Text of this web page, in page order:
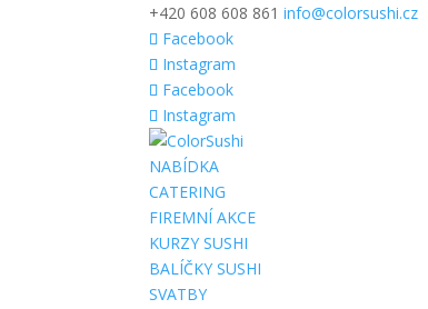
+420 608 608 861 info@colorsushi.cz
Facebook
Instagram
Facebook
Instagram
NABÍDKA
CATERING
FIREMNÍ AKCE
KURZY SUSHI
BALÍČKY SUSHI
SVATBY